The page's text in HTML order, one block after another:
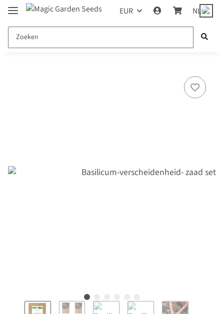
EUR NL